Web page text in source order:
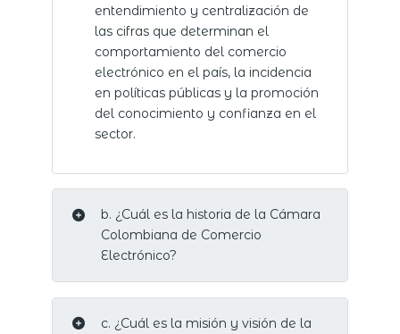
entendimiento y centralización de
las cifras que determinan el
comportamiento del comercio
electrónico en el país, la incidencia
en políticas públicas y la promoción
del conocimiento y confianza en el
sector.
b. ¿Cuál es la historia de la Cámara
Colombiana de Comercio
Electrónico?
c. ¿Cuál es la misión y visión de la